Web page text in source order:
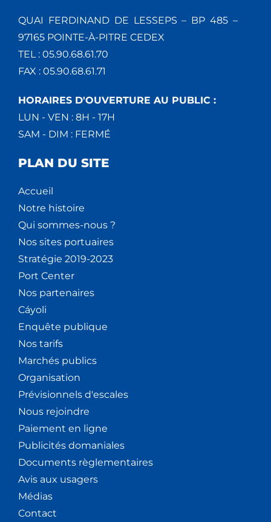
QUAI FERDINAND DE LESSEPS – BP 485 –
97165 POINTE-À-PITRE CEDEX
TEL : 05.90.68.61.70
FAX : 05.90.68.61.71
HORAIRES D'OUVERTURE AU PUBLIC :
LUN - VEN : 8H - 17H
SAM - DIM : FERMÉ
PLAN DU SITE
Accueil
Notre histoire
Qui sommes-nous ?
Nos sites portuaires
Stratégie 2019-2023
Port Center
Nos partenaires
Cáyoli
Enquête publique
Nos tarifs
Marchés publics
Organisation
Prévisionnels d'escales
Nous rejoindre
Paiement en ligne
Publicités domaniales
Documents règlementaires
Avis aux usagers
Médias
Contact